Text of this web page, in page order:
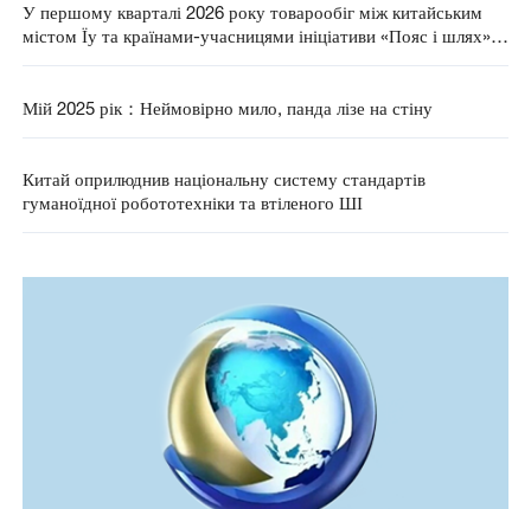
У першому кварталі 2026 року товарообіг між китайським
містом Їу та країнами-учасницями ініціативи «Пояс і шлях»
Мій 2025 рік：Неймовірно мило, панда лізе на стіну
Китай оприлюднив національну систему стандартів
гуманоїдної робототехніки та втіленого ШІ